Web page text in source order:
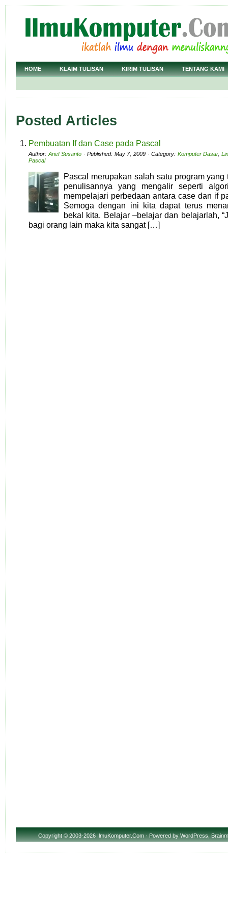
HOME KLAIM TULISAN KIRIM TULISAN TENTANG KAMI
Posted Articles
Pembuatan If dan Case pada Pascal
Author: Arief Susanto · Published: May 7, 2009 · Category: Komputer Dasar,
Pascal
Pascal merupakan salah satu program yang
penulisannya yang mengalir seperti
mempelajari perbedaan antara case dan if
Semoga dengan ini kita dapat terus
bekal kita. Belajar –belajar dan belajarlah,
bagi orang lain maka kita sangat […]
Copyright© 2003-2026 IlmuKomputer.Com · Powered byWordPress,